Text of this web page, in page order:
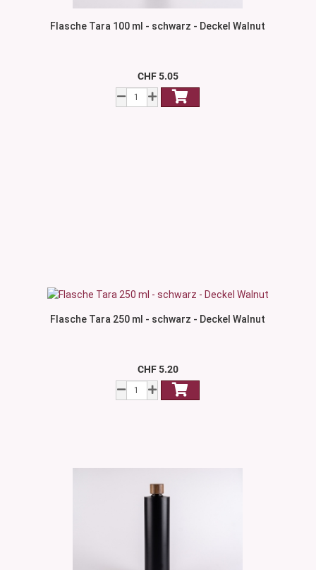
Flasche Tara 100 ml - schwarz - Deckel Walnut
CHF 5.05
Flasche Tara 250 ml - schwarz - Deckel Walnut
CHF 5.20